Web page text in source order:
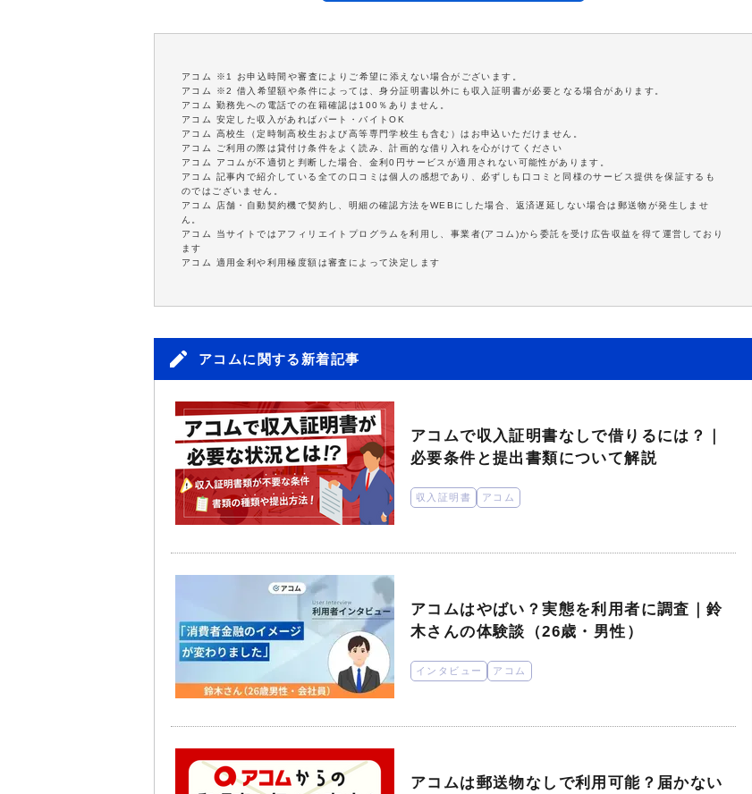
アコム ※1 お申込時間や審査によりご希望に添えない場合がございます。
アコム ※2 借入希望額や条件によっては、身分証明書以外にも収入証明書が必要となる場合があります。
アコム 勤務先への電話での在籍確認は100％ありません。
アコム 安定した収入があればパート・バイトOK
アコム 高校生（定時制高校生および高等専門学校生も含む）はお申込いただけません。
アコム ご利用の際は貸付け条件をよく読み、計画的な借り入れを心がけてください
アコム アコムが不適切と判断した場合、金利0円サービスが適用されない可能性があります。
アコム 記事内で紹介している全ての口コミは個人の感想であり、必ずしも口コミと同様のサービス提供を保証するも
のではございません。
アコム 店舗・自動契約機で契約し、明細の確認方法をWEBにした場合、返済遅延しない場合は郵送物が発生しませ
ん。
アコム 当サイトではアフィリエイトプログラムを利用し、事業者(アコム)から委託を受け広告収益を得て運営しており
ます
アコム 適用金利や利用極度額は審査によって決定します
アコムに関する新着記事
アコムで収入証明書なしで借りるには？｜
必要条件と提出書類について解説
収入証明書 アコム
アコムはやばい？実態を利用者に調査｜鈴
木さんの体験談（26歳・男性）
インタビュー アコム
アコムは郵送物なしで利用可能？届かない